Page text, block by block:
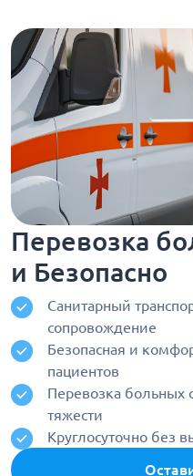
отеках неизвестной
препараты, высокой
ухудшении
риски.
Перевозка
и Безопасно
Санитарный
сопровождение
Безопасная и
пациентов
Перевозка больных
тяжести
Круглосуточно без